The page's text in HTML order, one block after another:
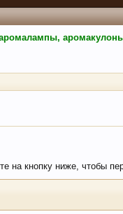
на кнопку ниже, чтобы